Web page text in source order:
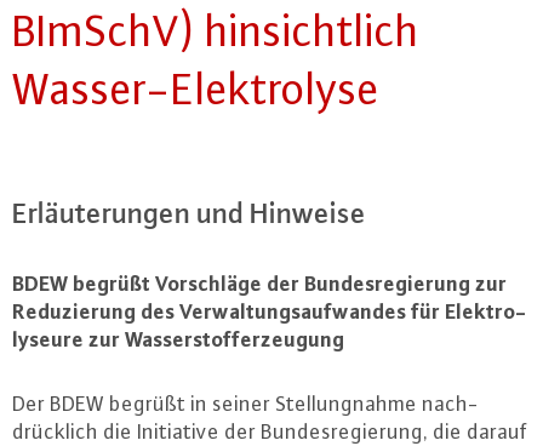
BImSchV) hin­sicht­lich
Was­ser-Elek­tro­ly­se
Er­läu­te­run­gen und Hinweise
BDEW begrüßt Vor­schlä­ge der Bun­des­re­gie­rung zur
Re­du­zie­rung des Ver­wal­tungs­auf­wan­des für Elek­tro­
ly­seu­re zur Was­ser­stof­fer­zeu­gung
Der BDEW begrüßt in seiner Stel­lung­nah­me nach­
drück­lich die In­itia­ti­ve der Bun­des­re­gie­rung, die darauf